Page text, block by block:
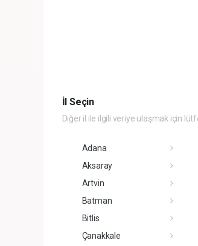
İl Seçin
Diğer il ile ilgili veriye ulaşmak için
Adana
Aksaray
Artvin
Batman
Bitlis
Çanakkale